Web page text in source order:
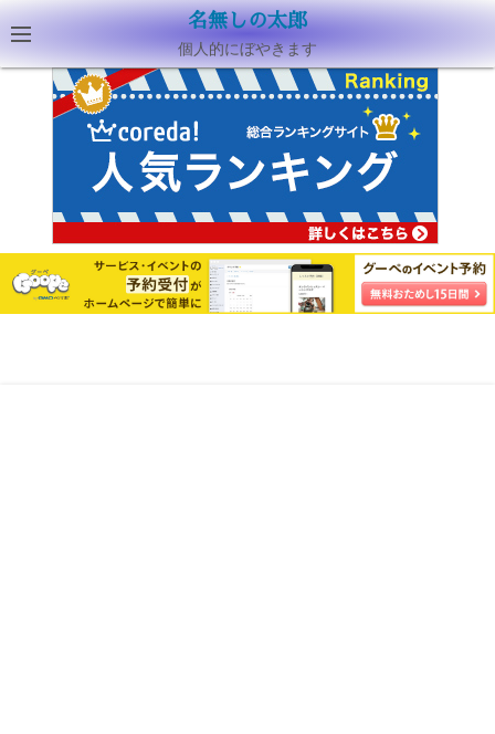
名無しの太郎
個人的にぼやきます